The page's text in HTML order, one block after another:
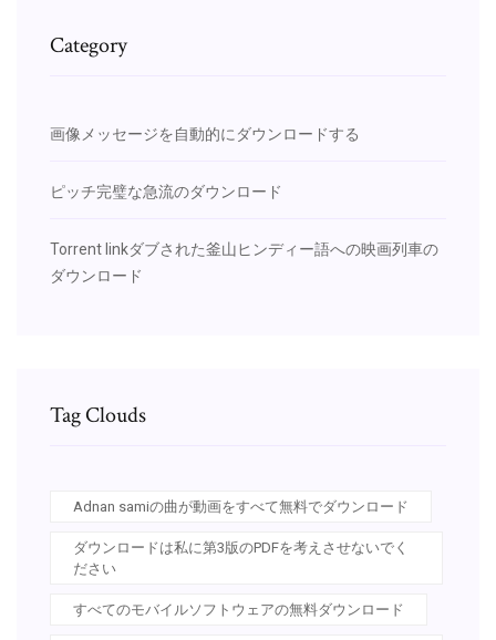
Category
画像メッセージを自動的にダウンロードする
ピッチ完璧な急流のダウンロード
Torrent linkダブされた釜山ヒンディー語への映画列車の
ダウンロード
Tag Clouds
Adnan samiの曲が動画をすべて無料でダウンロード
ダウンロードは私に第3版のPDFを考えさせないでく
ださい
すべてのモバイルソフトウェアの無料ダウンロード